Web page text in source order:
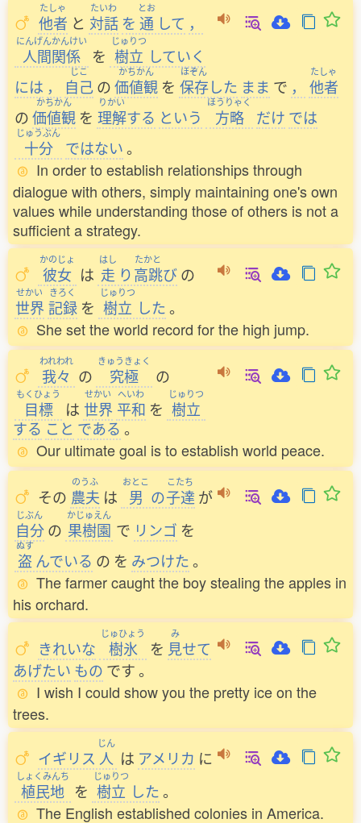
たしゃ
他者 と
たいわ
対話 を
とお
通 して ，
にんげんかんけい
人間関係 を
じゅりつ
樹立 していく
には ，
じこ
自己の
かちかん
価値観 を
ほぞん
保存した まま で ，
たしゃ
他者
の
かちかん
価値観 を
りかい
理解する という
ほうりゃく
方略 だけ では
じゅうぶん
十分 ではない。
In order to establish relationships through
dialogue with others, simply maintaining one's own
values while understanding those of others is not a
sufficient a strategy.
かのじょ
彼女 は
はし
走 り
たかと
高跳びの
せかい
世界
きろく
記録 を
じゅりつ
樹立 した。
She set the world record for the high jump.
われわれ
我々 の
きゅうきょく
究極 の
もくひょう
目標 は
せかい
世界
へいわ
平和 を
じゅりつ
樹立
する こと である 。
Our ultimate goal is to establish world peace.
その
のうふ
農夫 は
おとこ
男 の
こたち
子達 が
じぶん
自分 の
かじゅえん
果樹園 で リンゴ を
ぬす
盗 んでいる の を みつけた。
The farmer caught the boy stealing the apples in
his orchard.
きれいな
じゅひょう
樹氷 を
み
見せて
あげたい もの です。
I wish I could show you the pretty ice on the
trees.
イギリス
じん
人 は アメリカ に
しょくみんち
植民地 を
じゅりつ
樹立 した。
The English established colonies in America.